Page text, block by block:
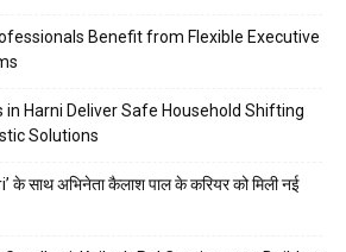
Benefit from Flexible Executive
in Harni Deliver Safe Household Shifting
Solutions
के साथ अभिनेता कैलाश पाल के करियर को मिली नई